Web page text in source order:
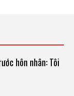
hôn nhân: Tôi